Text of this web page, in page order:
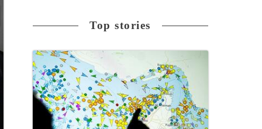
Top stories